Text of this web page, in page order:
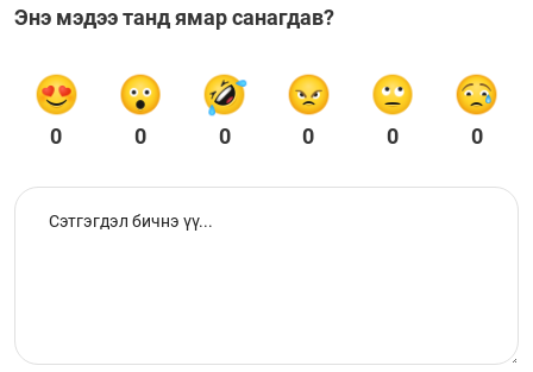
Энэ мэдээ танд ямар санагдав?
0 0 0 0 0 0